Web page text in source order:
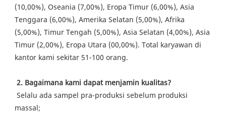
(10,00%), Oseania (7,00%), Eropa Timur (6,00%), Asia
Tenggara (6,00%), Amerika Selatan (5,00%), Afrika
(5,00%), Timur Tengah (5,00%), Asia Selatan (4,00%), Asia
Timur (2,00%), Eropa Utara (00,00%). Total karyawan di
kantor kami sekitar 51-100 orang.
2. Bagaimana kami dapat menjamin kualitas?
massal;